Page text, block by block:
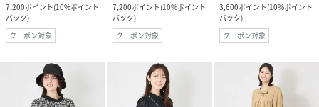
7,200ポイント(10%ポイント
バック)
クーポン対象
7,200ポイント(10%ポイント
バック)
クーポン対象
3,600ポイント(10%ポイント
バック)
クーポン対象